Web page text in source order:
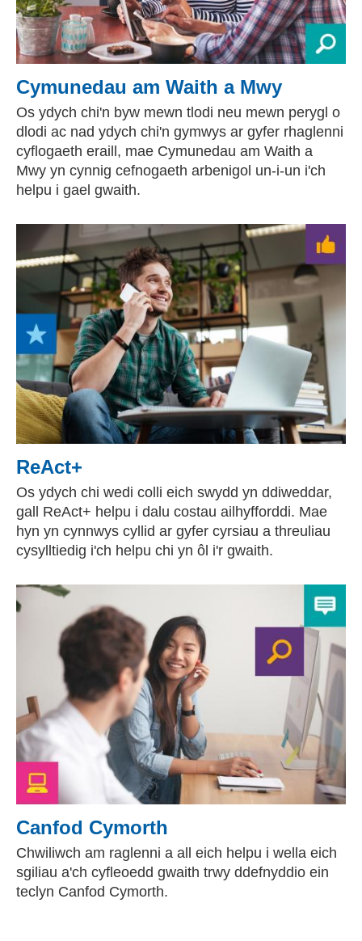
Cymunedau am Waith a Mwy
Os ydych chi'n byw mewn tlodi neu mewn perygl o
dlodi ac nad ydych chi'n gymwys ar gyfer rhaglenni
cyflogaeth eraill, mae Cymunedau am Waith a
Mwy yn cynnig cefnogaeth arbenigol un-i-un i'ch
helpu i gael gwaith.
ReAct+
Os ydych chi wedi colli eich swydd yn ddiweddar,
gall ReAct+ helpu i dalu costau ailhyfforddi. Mae
hyn yn cynnwys cyllid ar gyfer cyrsiau a threuliau
cysylltiedig i'ch helpu chi yn ôl i'r gwaith.
Canfod Cymorth
Chwiliwch am raglenni a all eich helpu i wella eich
sgiliau a'ch cyfleoedd gwaith trwy ddefnyddio ein
teclyn Canfod Cymorth.